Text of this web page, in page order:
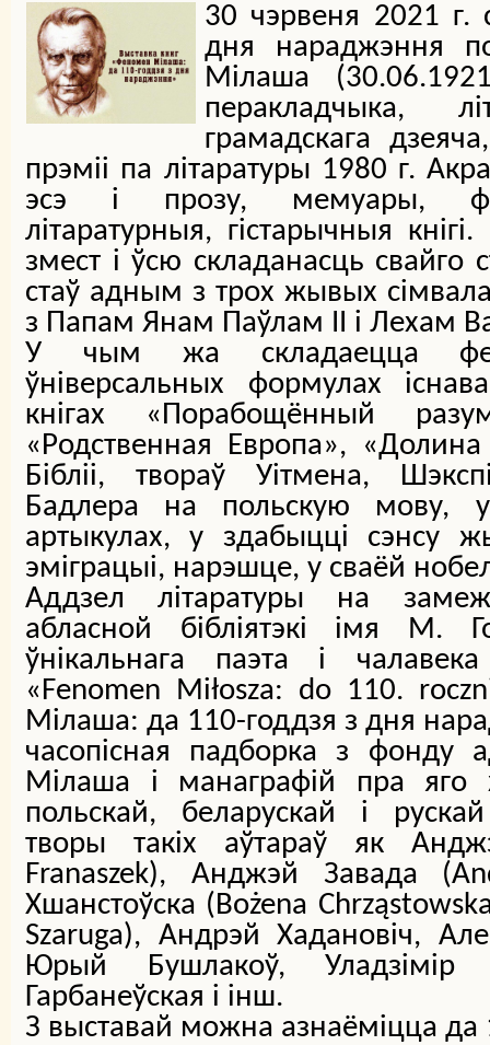
30 чэрвеня 2021 г.
дня нараджэння
Мілаша
перакладчыка,
грамадскага
прэміі па літаратуры 1980 г.
эсэ і прозу, мемуары,
літаратурныя, гістарычныя
змест і ўсю складанасць свайго
стаў адным з трох жывых
з Папам Янам Паўлам II і Лехам
У чым жа складаецца
ўніверсальных формулах
кнігах «Порабощённый
«Родственная Европа»,
Бібліі, твораў Уітмена,
Бадлера на польскую мову,
артыкулах, у здабыцці сэнсу
эміграцыі, нарэшце, у сваёй
Аддзел літаратуры на
абласной бібліятэкі імя М.
ўнікальнага паэта і
«Fenomen Miłosza: do 110.
Мілаша: да 110-годдзя з дня
часопісная падборка з фонду
Мілаша і манаграфій пра
польскай, беларускай і
творы такіх аўтараў як
Franaszek), Анджэй Завада
Хшанстоўска (Bożena
Szaruga), Андрэй Хадановіч,
Юрый Бушлакоў, Уладзімір
Гарбанеўская і інш.
З выставай можна азнаёміцца да